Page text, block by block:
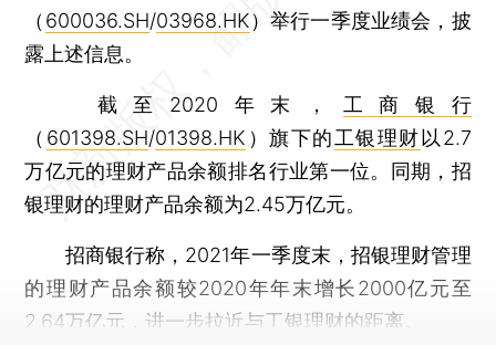
（ 600036.SH/03968.HK）举行一季度业绩会，披
露上述信息。
截至2020年末， 工商银行
（ 601398.SH/01398.HK ）旗下的工银理财 以2.7
万亿元的理财产品余额排名行业第一位。同期，招
银理财的理财产品余额为2.45万亿元。
招商银行称，2021年一季度末，招银理财管理
的理财产品余额较2020年年末增长2000亿元至
2.64万亿元，进一步拉近与工银理财的距离。